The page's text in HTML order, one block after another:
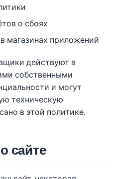
о сбоях
магазинах приложений
действуют в
собственными
и могут
техническую
в этой политике.
сайте